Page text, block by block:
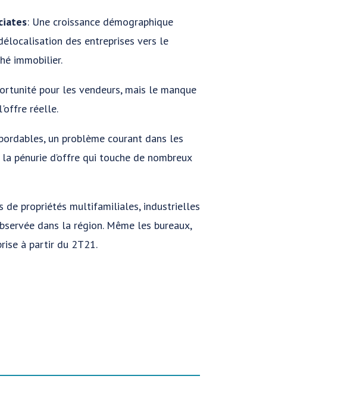
: Une croissance démographique
des entreprises vers le
immobilier.
pour les vendeurs, mais le manque
réelle.
un problème courant dans les
pénurie d’offre qui touche de nombreux
de propriétés multifamiliales, industrielles
dans la région. Même les bureaux,
à partir du 2T21.